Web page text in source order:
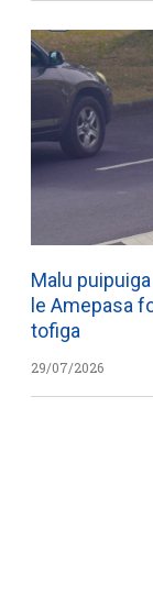
Malu
le Amepasa
tofiga
29/07/2026